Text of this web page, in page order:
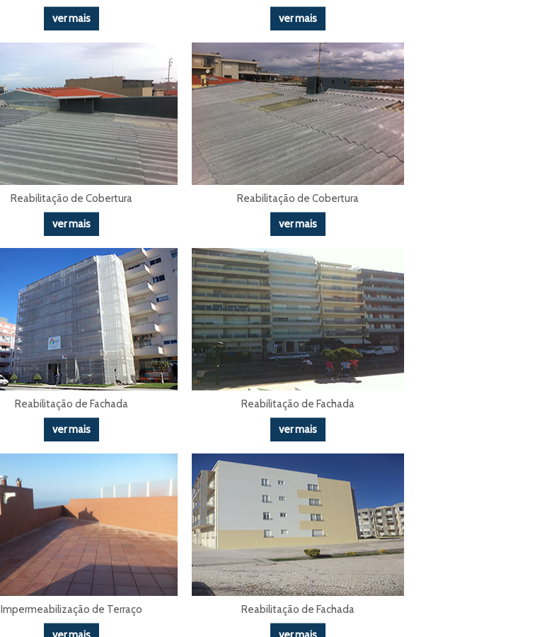
ver mais
ver mais
Reabilitação de Cobertura
ver mais
Reabilitação de Cobertura
ver mais
Reabilitação de Fachada
ver mais
Reabilitação de Fachada
ver mais
Impermeabilização de Terraço
Reabilitação de Fachada